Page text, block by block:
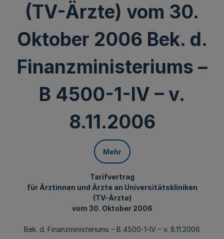
(TV-Ärzte) vom 30.
Oktober 2006 Bek. d.
Finanzministeriums –
B 4500-1-IV – v.
8.11.2006
Mehr
Tarifvertrag
für Ärztinnen und Ärzte an Universitätskliniken
(TV-Ärzte)
vom 30. Oktober 2006
Bek. d. Finanzministeriums – B 4500-1-IV – v. 8.11.2006